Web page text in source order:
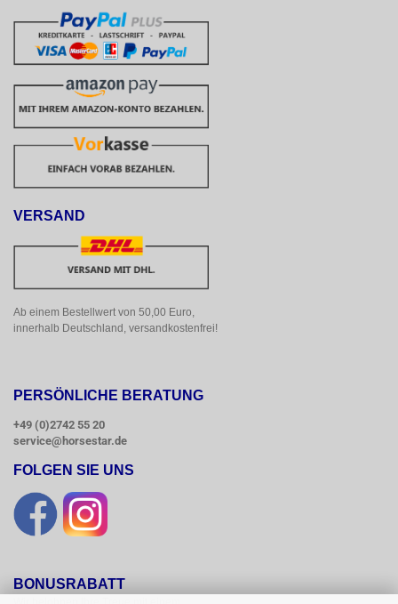
VERSAND
Ab einem Bestellwert von 50,00 Euro,
innerhalb Deutschland, versandkostenfrei!
PERSÖNLICHE BERATUNG
+49 (0)2742 55 20
service@horsestar.de
FOLGEN SIE UNS
BONUSRABATT